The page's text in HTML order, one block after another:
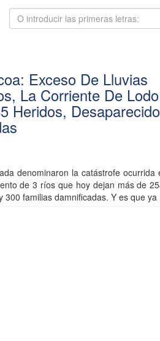
Exceso De Lluvias
La Corriente De
Heridos,
denominaron la catástrofe ocurrida
de 3 ríos que hoy dejan más de
300 familias damnificadas. Y es que ya